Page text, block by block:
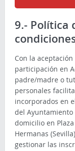
9.- Política
Con la
participación en
padre/madre o
personales
incorporados en
del Ayuntamiento
domicilio en
Hermanas
gestionar las